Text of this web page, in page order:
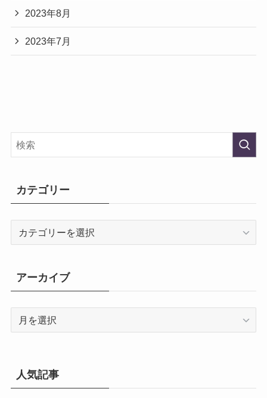
2023年8月
2023年7月
カテゴリー
リ
ー
アーカイブ
ブ人気記事